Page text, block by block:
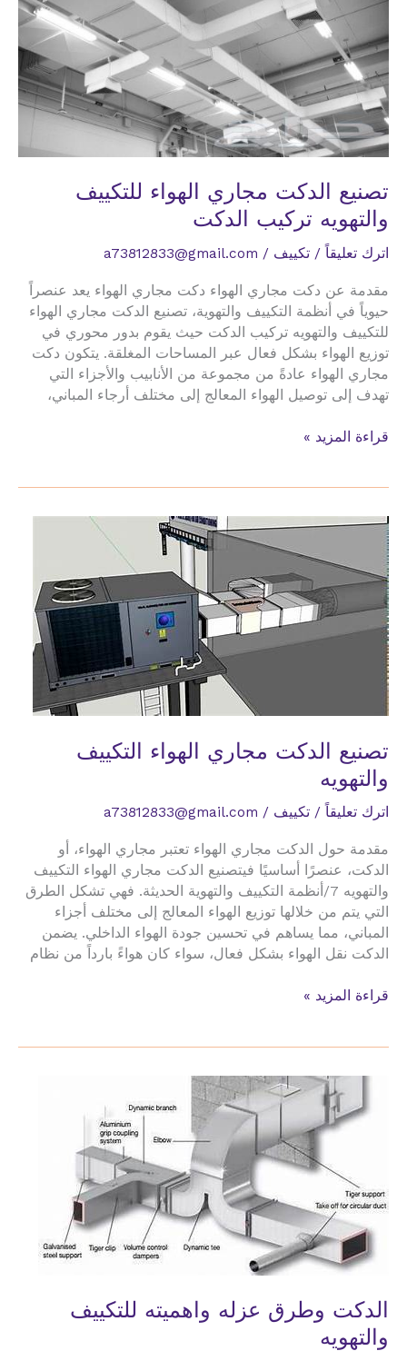
تصنيع الدكت مجاري الهواء للتكييف
والتهويه تركيب الدكت
اترك تعليقاً / تكييف /
a73812833@gmail.com
مقدمة عن دكت مجاري الهواء دكت مجاري الهواء يعد عنصراً
حيوياً في أنظمة التكييف والتهوية، تصنيع الدكت مجاري الهواء
للتكييف والتهويه تركيب الدكت حيث يقوم بدور محوري في
توزيع الهواء بشكل فعال عبر المساحات المغلقة. يتكون دكت
مجاري الهواء عادةً من مجموعة من الأنابيب والأجزاء التي
تهدف إلى توصيل الهواء المعالج إلى مختلف أرجاء المباني،
تصنيع
للتكييف
والتهويه
تركيب
الدكت
قراءة المزيد »
تصنيع الدكت مجاري الهواء التكييف
والتهويه
اترك تعليقاً / تكييف /
a73812833@gmail.com
مقدمة حول الدكت مجاري الهواء تعتبر مجاري الهواء، أو
الدكت، عنصرًا أساسيًا فيتصنيع الدكت مجاري الهواء التكييف
والتهويه 7/أنظمة التكييف والتهوية الحديثة. فهي تشكل الطرق
التي يتم من خلالها توزيع الهواء المعالج إلى مختلف أجزاء
المباني، مما يساهم في تحسين جودة الهواء الداخلي. يضمن
الدكت نقل الهواء بشكل فعال، سواء كان هواءً بارداً من نظام
تصنيع
التكييف
قراءة المزيد »
الدكت وطرق عزله واهميته للتكييف
والتهويه